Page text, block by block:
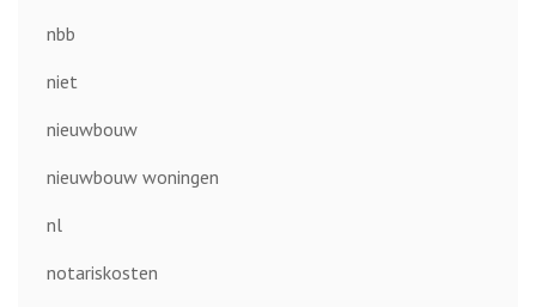
nbb
niet
nieuwbouw
nieuwbouw woningen
nl
notariskosten